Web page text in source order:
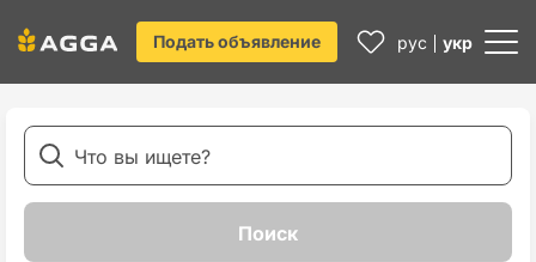
Подать объявление рус укр